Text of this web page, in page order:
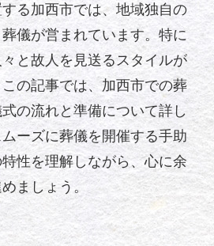
る加西市では、地域独自の
儀が営まれています。特に
と故人を見送るスタイルが
の記事では、加西市での葬
の流れと準備について詳し
ーズに葬儀を開催する手助
性を理解しながら、心に余
ましょう。